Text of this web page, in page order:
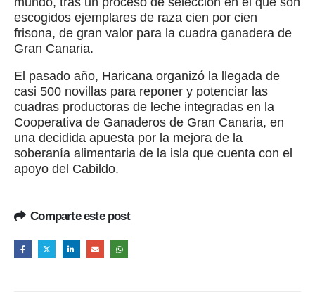
escogidos ejemplares de raza cien por cien
frisona, de gran valor para la cuadra ganadera de
Gran Canaria.
El pasado año, Haricana organizó la llegada de
casi 500 novillas para reponer y potenciar las
cuadras productoras de leche integradas en la
Cooperativa de Ganaderos de Gran Canaria, en
una decidida apuesta por la mejora de la
soberanía alimentaria de la isla que cuenta con el
apoyo del Cabildo.
Comparte este post